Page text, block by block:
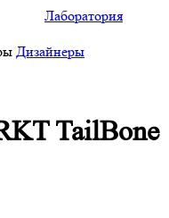
Лаборатория
Дизайнеры
TailBone